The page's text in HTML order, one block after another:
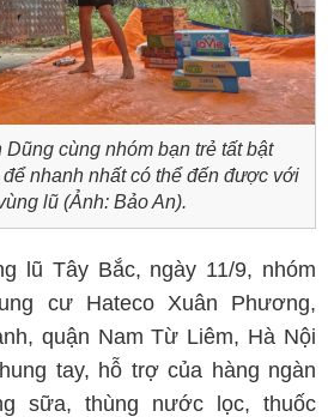
cùng nhóm bạn trẻ tất bật
nhanh nhất có thể đến được với
lũ (Ảnh: Bảo An).
lũ Tây Bắc, ngày 11/9, nhóm
cư Hateco Xuân Phương,
quận Nam Từ Liêm, Hà Nội
tay, hỗ trợ của hàng ngàn
sữa, thùng nước lọc, thuốc